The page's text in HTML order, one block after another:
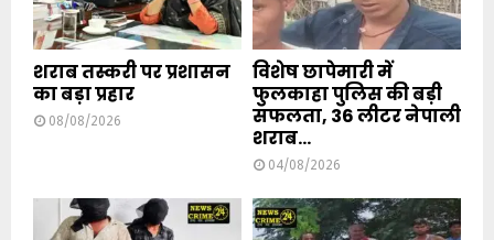
शराब तस्करी पर प्रशासन
का बड़ा प्रहार
08/08/2026
विशेष छापेमारी में
फुलकाहा पुलिस की बड़ी
सफलता, 36 लीटर नेपाली
शराब...
04/08/2026